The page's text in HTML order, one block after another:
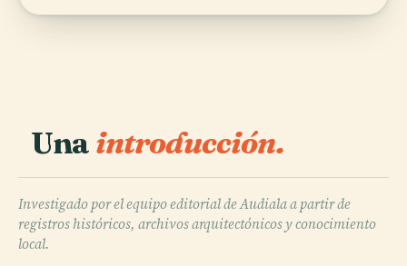
Unaintroducción.
Investigado por el equipo editorial de Audiala a partir de
registros históricos, archivos arquitectónicos y conocimiento
local.